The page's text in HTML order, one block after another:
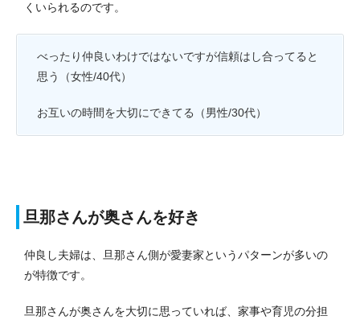
くいられるのです。
べったり仲良いわけではないですが信頼はし合ってると
思う（女性/40代）
お互いの時間を大切にできてる（男性/30代）
旦那さんが奥さんを好き
仲良し夫婦は、旦那さん側が愛妻家というパターンが多いの
が特徴です。
旦那さんが奥さんを大切に思っていれば、家事や育児の分担